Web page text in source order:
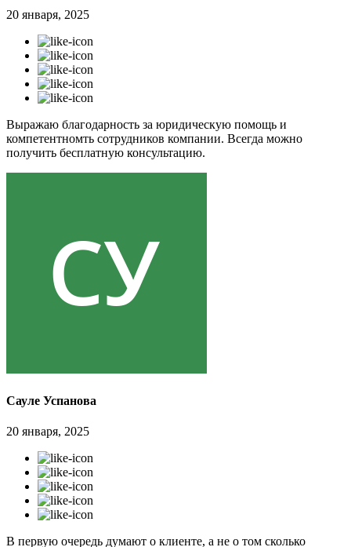
20 января, 2025
Выражаю благодарность за юридическую помощь и
компетентномть сотрудников компании. Всегда можно
получить бесплатную консультацию.
Сауле Успанова
20 января, 2025
В первую очередь думают о клиенте, а не о том сколько